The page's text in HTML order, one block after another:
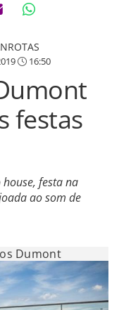
16:50
festas
festa na
ao som de
Dumont